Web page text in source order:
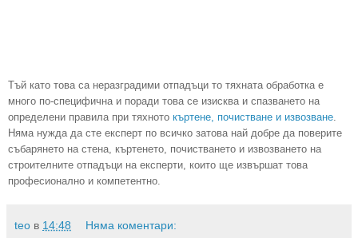
Тъй като това са неразградими отпадъци то тяхната обработка е
много по-специфична и поради това се изисква и спазването на
определени правила при тяхното къртене, почистване и извозване
Няма нужда да сте експерт по всичко затова най добре да поверите
събарянето на стена, къртенето, почистването и извозването на
строителните отпадъци на експерти, които ще извършат това
професионално и компетентно.
teo в 14:48 Няма коментари: